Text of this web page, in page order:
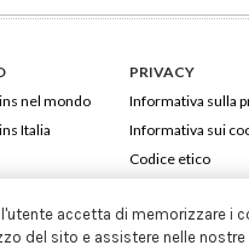
nel mondo
Italia
PRIVACY
Informativa sulla
Informativa sui
Codice etico
accetta di memorizzare i
del sito e assistere nelle